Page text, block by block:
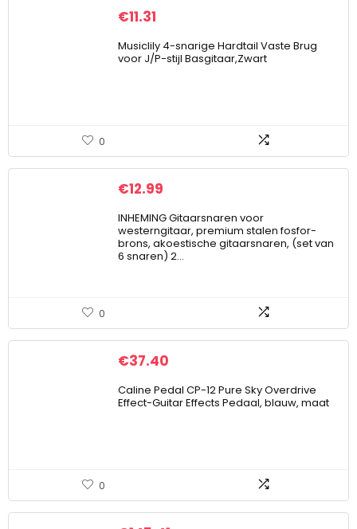
€11.31
Musiclily 4-snarige Hardtail Vaste Brug
voor J/P-stijl Basgitaar,Zwart
0
€12.99
INHEMING Gitaarsnaren voor
westerngitaar, premium stalen fosfor-
brons, akoestische gitaarsnaren, (set van
6 snaren) 2…
0
€37.40
Caline Pedal CP-12 Pure Sky Overdrive
Effect-Guitar Effects Pedaal, blauw, maat
0